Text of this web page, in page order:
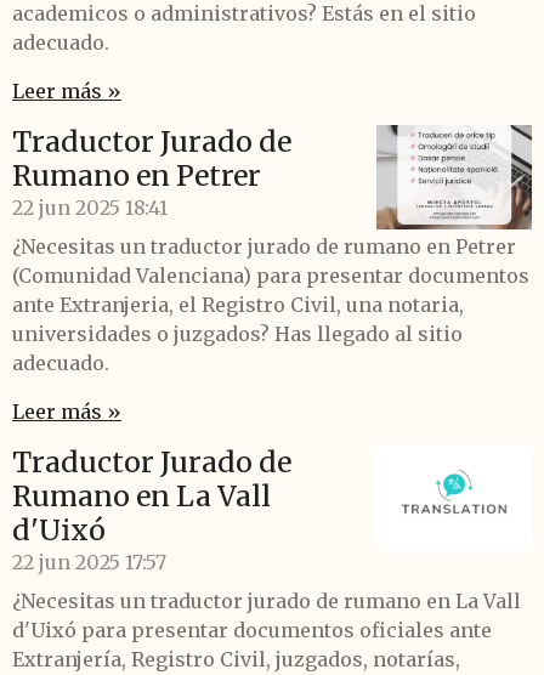
academicos o administrativos? Estás en el sitio
adecuado.
Leer más »
Traductor Jurado de
Rumano en Petrer
22 jun 2025 18:41
¿Necesitas un traductor jurado de rumano en Petrer
(Comunidad Valenciana) para presentar documentos
ante Extranjeria, el Registro Civil, una notaria,
universidades o juzgados? Has llegado al sitio
adecuado.
Leer más »
Traductor Jurado de
Rumano en La Vall
d'Uixó
22 jun 2025 17:57
¿Necesitas un traductor jurado de rumano en La Vall
d'Uixó para presentar documentos oficiales ante
Extranjería, Registro Civil, juzgados, notarías,